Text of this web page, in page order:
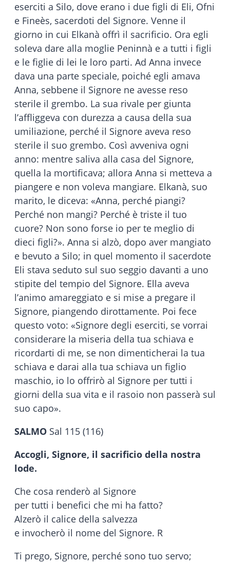
eserciti a Silo, dove erano i due figli di Eli, Ofni
e Fineès, sacerdoti del Signore. Venne il
giorno in cui Elkanà offrì il sacrificio. Ora egli
soleva dare alla moglie Peninnà e a tutti i figli
e le figlie di lei le loro parti. Ad Anna invece
dava una parte speciale, poiché egli amava
Anna, sebbene il Signore ne avesse reso
sterile il grembo. La sua rivale per giunta
l’affliggeva con durezza a causa della sua
umiliazione, perché il Signore aveva reso
sterile il suo grembo. Così avveniva ogni
anno: mentre saliva alla casa del Signore,
quella la mortificava; allora Anna si metteva a
piangere e non voleva mangiare. Elkanà, suo
marito, le diceva: «Anna, perché piangi?
Perché non mangi? Perché è triste il tuo
cuore? Non sono forse io per te meglio di
dieci figli?». Anna si alzò, dopo aver mangiato
e bevuto a Silo; in quel momento il sacerdote
Eli stava seduto sul suo seggio davanti a uno
stipite del tempio del Signore. Ella aveva
l’animo amareggiato e si mise a pregare il
Signore, piangendo dirottamente. Poi fece
questo voto: «Signore degli eserciti, se vorrai
considerare la miseria della tua schiava e
ricordarti di me, se non dimenticherai la tua
schiava e darai alla tua schiava un figlio
maschio, io lo offrirò al Signore per tutti i
giorni della sua vita e il rasoio non passerà sul
suo capo».
SALMO Sal 115 (116)
Accogli, Signore, il sacrificio della nostra
lode.
Che cosa renderò al Signore
per tutti i benefici che mi ha fatto?
Alzerò il calice della salvezza
e invocherò il nome del Signore. R
Ti prego, Signore, perché sono tuo servo;